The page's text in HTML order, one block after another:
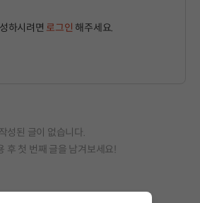
하시려면 로그인 해주세요.
작성된 글이 없습니다.
후 첫 번째 글을 남겨보세요!